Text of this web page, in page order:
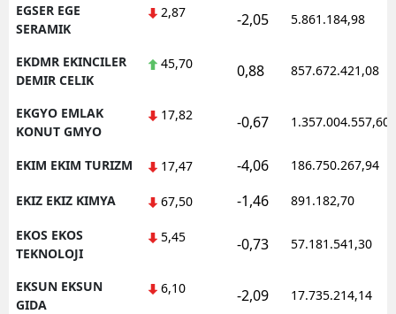
EGSER EGE
SERAMIK
2,87 -2,05 5.861.184,98
EKDMR EKINCILER
DEMIR CELIK
45,70 0,88 857.672.421,08
EKGYO EMLAK
KONUT GMYO
17,82 -0,67 1.357.004.557,60
EKIM EKIM TURIZM 17,47 -4,06 186.750.267,94
EKIZ EKIZ KIMYA 67,50 -1,46 891.182,70
EKOS EKOS
TEKNOLOJI
5,45 -0,73 57.181.541,30
EKSUN EKSUN
GIDA
6,10 -2,09 17.735.214,14